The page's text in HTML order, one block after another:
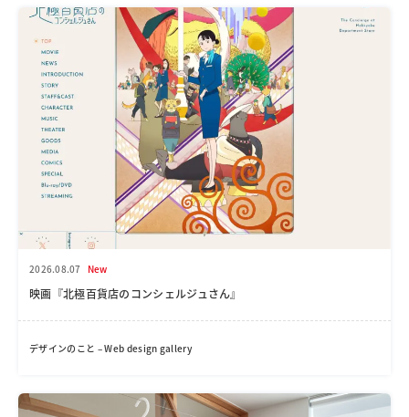
2026.08.07 New
映画『北極百貨店のコンシェルジュさん』
デザインのこと – Web design gallery